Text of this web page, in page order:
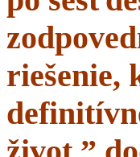
riešenie,